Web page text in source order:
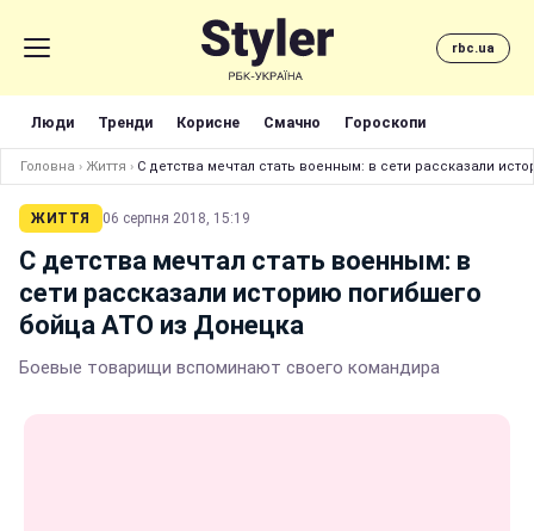
rbc.ua
Люди Тренди Корисне Смачно Гороскопи
Головна › Життя › С детства мечтал стать военным: в сети рассказали
ЖИТТЯ 06 серпня 2018, 15:19
С детства мечтал стать военным: в
сети рассказали историю погибшего
бойца АТО из Донецка
Боевые товарищи вспоминают своего командира